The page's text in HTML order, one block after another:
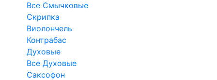
Все Смычковые
Скрипка
Виолончель
Контрабас
Духовые
Все Духовые
Саксофон